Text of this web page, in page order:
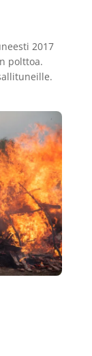
2017
polttoa.